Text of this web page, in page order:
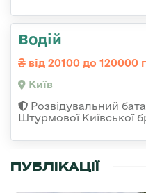
Водій
від 20100 до 120000
Київ
Розвідувальний
Штурмової Київської
ПУБЛІКАЦІЇ